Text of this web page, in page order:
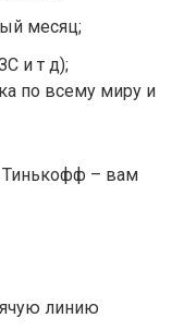
месяц;
и т д);
по всему миру и
Тинькофф – вам